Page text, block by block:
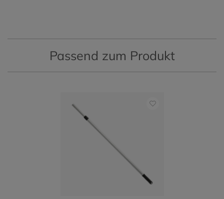
Passend zum Produkt